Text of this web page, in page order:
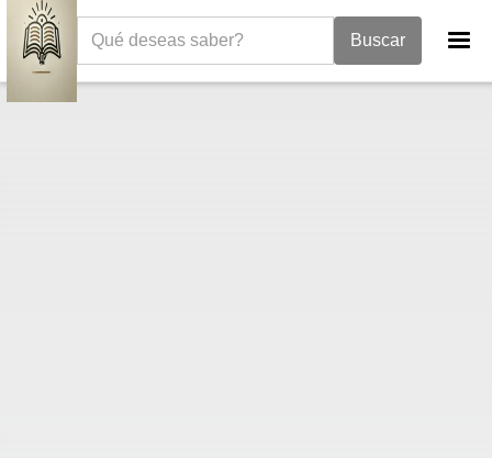
La Biblia